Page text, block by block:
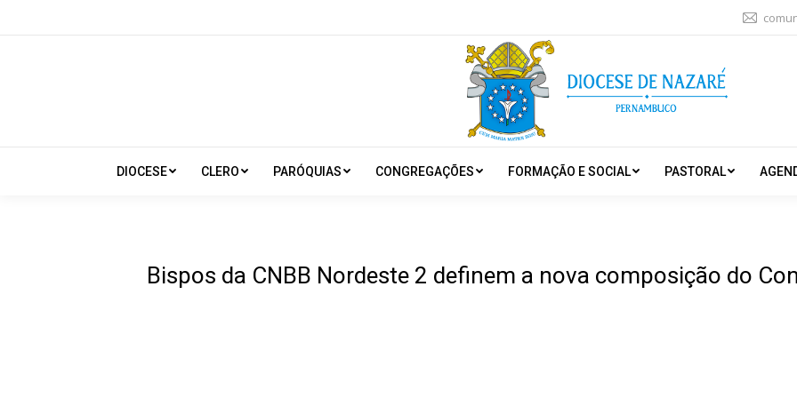
DIOCESE CLERO PARÓQUIAS CONGREGAÇÕES FORMAÇÃO E SOCIAL PASTORAL
Bispos da CNBB Nordeste 2 definem a nova composição do